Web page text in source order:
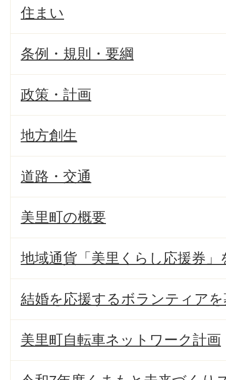
住まい
条例・規則・要綱
政策・計画
地方創生
道路・交通
美里町の概要
地域通貨「美里くらし応援券」
結婚を応援するボランティア
美里町自転車ネットワーク計画